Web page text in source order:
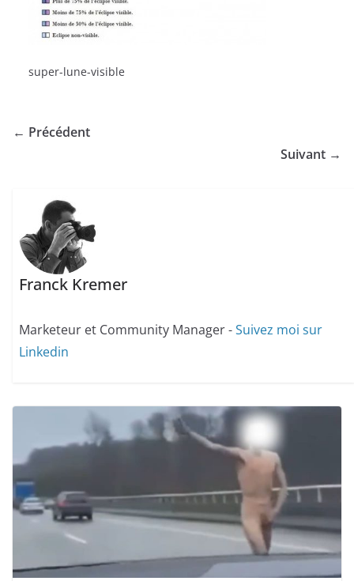
super-lune-visible
← Précédent
Suivant →
Franck Kremer
Marketeur et Community Manager -Suivez moi sur
Linkedin